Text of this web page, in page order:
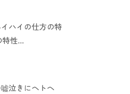
ハイの仕方の特
特性…
泣きにヘトヘ